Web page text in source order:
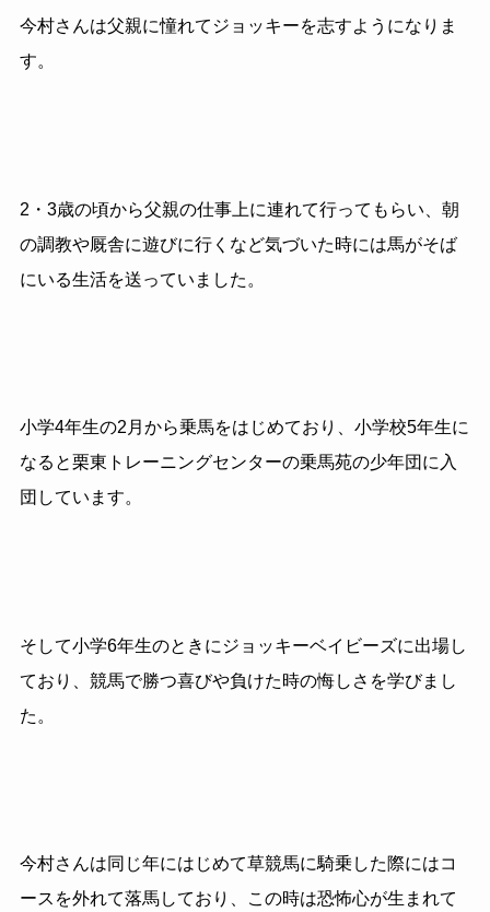
今村さんは父親に憧れてジョッキーを志すようになりま
す。
2・3歳の頃から父親の仕事上に連れて行ってもらい、朝
の調教や厩舎に遊びに行くなど気づいた時には馬がそば
にいる生活を送っていました。
小学4年生の2月から乗馬をはじめており、小学校5年生に
なると栗東トレーニングセンターの乗馬苑の少年団に入
団しています。
そして小学6年生のときにジョッキーベイビーズに出場し
ており、競馬で勝つ喜びや負けた時の悔しさを学びまし
た。
今村さんは同じ年にはじめて草競馬に騎乗した際にはコ
ースを外れて落馬しており、この時は恐怖心が生まれて